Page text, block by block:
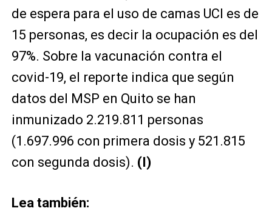
de espera para el uso de camas UCI es de
15 personas, es decir la ocupación es del
97%. Sobre la vacunación contra el
covid-19, el reporte indica que según
datos del MSP en Quito se han
inmunizado 2.219.811 personas
(1.697.996 con primera dosis y 521.815
con segunda dosis). (I)
Lea también: